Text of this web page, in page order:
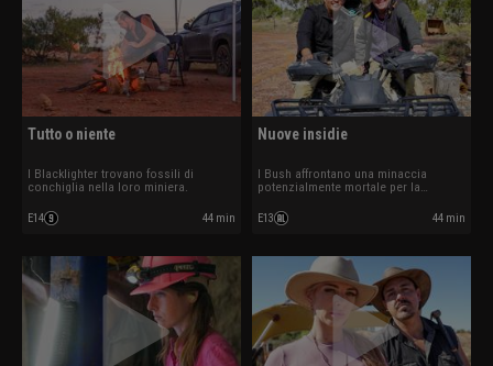
Tutto o niente
I Blacklighter trovano fossili di
conchiglia nella loro miniera.
E14 44 min
Nuove insidie
I Bush affrontano una minaccia
potenzialmente mortale per la
E13 44 min